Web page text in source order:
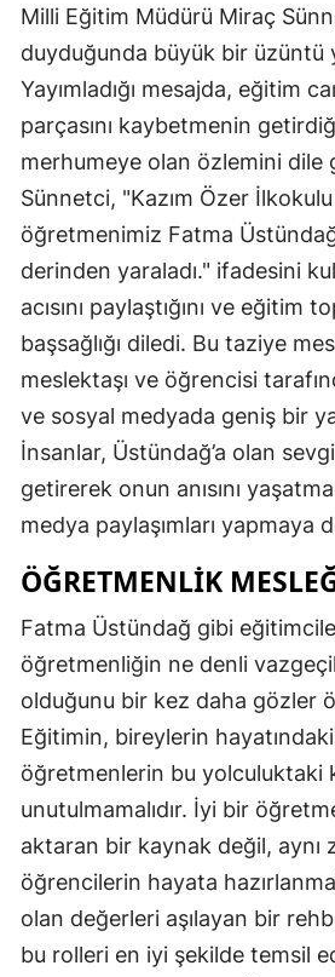
Milli Eğitim Müdürü Miraç
duyduğunda büyük bir üzüntü
Yayımladığı mesajda, eğitim
parçasını kaybetmenin
merhumeye olan özlemini dile
Sünnetci, "Kazım Özer İlkokulu
öğretmenimiz Fatma
derinden yaraladı." ifadesini
acısını paylaştığını ve eğitim
başsağlığı diledi. Bu taziye
meslektaşı ve öğrencisi
ve sosyal medyada geniş bir
İnsanlar, Üstündağ’a olan sevgi
getirerek onun anısını
medya paylaşımları yapmaya
ÖĞRETMENLIK
Fatma Üstündağ gibi
öğretmenliğin ne denli
olduğunu bir kez daha gözler
Eğitimin, bireylerin
öğretmenlerin bu yolculuktaki
unutulmamalıdır. İyi bir
aktaran bir kaynak değil, aynı
öğrencilerin hayata
olan değerleri aşılayan bir
bu rolleri en iyi şekilde temsil